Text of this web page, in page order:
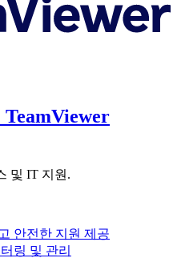
TeamViewer
및 IT 지원.
안전한 지원 제공
링 및 관리